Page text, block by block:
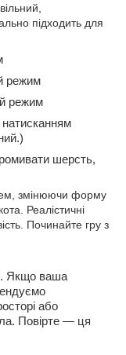
підходить для
режим
режим
шерсть,
змінюючи форму
Реалістичні
Починайте гру з
Якщо ваша
або
Повірте — ця